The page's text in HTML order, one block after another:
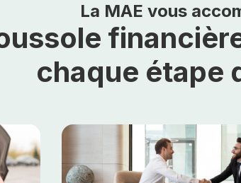
La MAE vous
chaque étape